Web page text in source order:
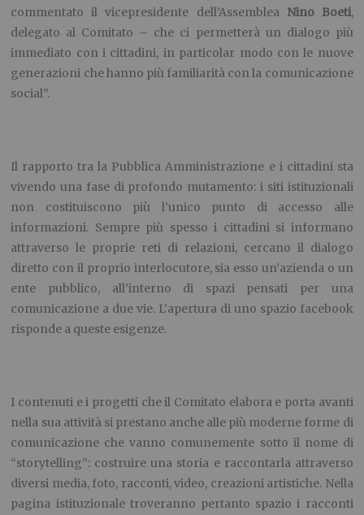
commentato il vicepresidente dell’Assemblea Nino Boeti,
delegato al Comitato – che ci permetterà un dialogo più
immediato con i cittadini, in particolar modo con le nuove
generazioni che hanno più familiarità con la comunicazione
social”.
Il rapporto tra la Pubblica Amministrazione e i cittadini sta
vivendo una fase di profondo mutamento: i siti istituzionali
non costituiscono più l’unico punto di accesso alle
informazioni. Sempre più spesso i cittadini si informano
attraverso le proprie reti di relazioni, cercano il dialogo
diretto con il proprio interlocutore, sia esso un’azienda o un
ente pubblico, all’interno di spazi pensati per una
comunicazione a due vie. L’apertura di uno spazio facebook
risponde a queste esigenze.
I contenuti e i progetti che il Comitato elabora e porta avanti
nella sua attività si prestano anche alle più moderne forme di
comunicazione che vanno comunemente sotto il nome di
“storytelling”: costruire una storia e raccontarla attraverso
diversi media, foto, racconti, video, creazioni artistiche. Nella
pagina istituzionale troveranno pertanto spazio i racconti